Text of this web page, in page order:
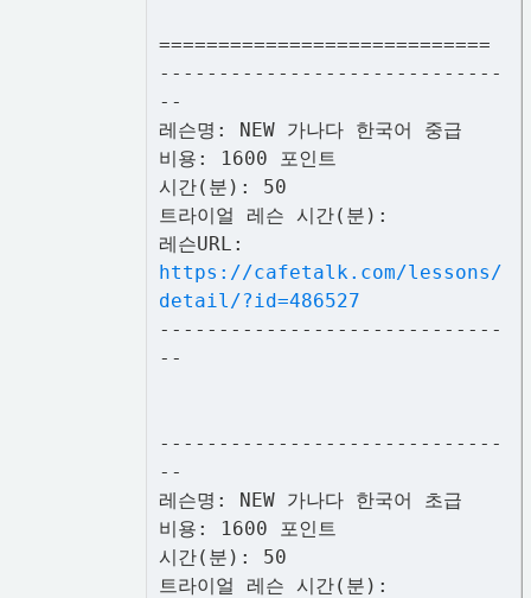
============================
-----------------------------
--
레슨명: NEW 가나다 한국어 중급
비용: 1600 포인트
시간(분): 50
트라이얼 레슨 시간(분):
레슨URL:
https://cafetalk.com/lessons/
detail/?id=486527
-----------------------------
--
-----------------------------
--
레슨명: NEW 가나다 한국어 초급
비용: 1600 포인트
시간(분): 50
트라이얼 레슨 시간(분):